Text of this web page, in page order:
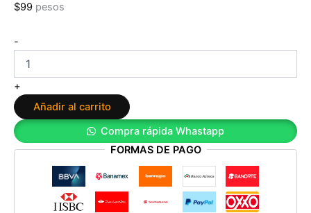
$99 pesos
-
Símbolo
de
Gerardo
Gómez
cantidad
+
Añadir al carrito
Compra rápida Whastapp
FORMAS DE PAGO